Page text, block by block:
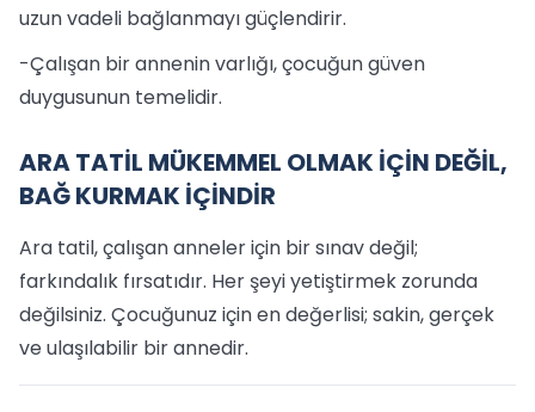
uzun vadeli bağlanmayı güçlendirir.
-Çalışan bir annenin varlığı, çocuğun güven
duygusunun temelidir.
ARA TATİL MÜKEMMEL OLMAK İÇİN DEĞİL,
BAĞ KURMAK İÇİNDİR
Ara tatil, çalışan anneler için bir sınav değil;
farkındalık fırsatıdır. Her şeyi yetiştirmek zorunda
değilsiniz. Çocuğunuz için en değerlisi; sakin, gerçek
ve ulaşılabilir bir annedir.